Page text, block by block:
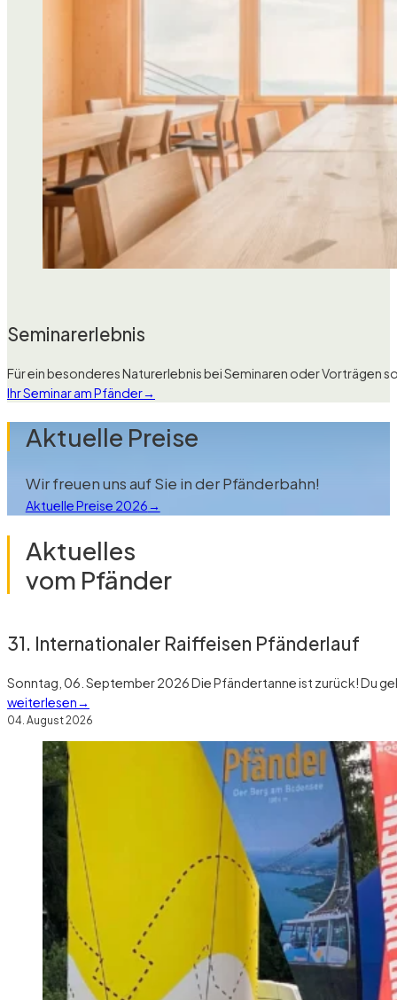
Seminarerlebnis
Für ein besonderes Naturerlebnis bei Seminaren oder Vorträgen
Ihr Seminar am Pfänder
Aktuelle Preise
Wir freuen uns auf Sie in der Pfänderbahn!
Aktuelle Preise 2026
Aktuelles
vom Pfänder
31. Internationaler Raiffeisen Pfänderlauf
Sonntag, 06. September 2026 Die Pfändertanne ist zurück! Du
weiterlesen
04. August 2026